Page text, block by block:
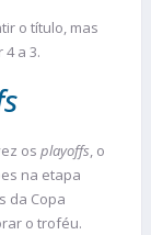
o título, mas
a 3.
os playoffs, o
na etapa
da Copa
o troféu.